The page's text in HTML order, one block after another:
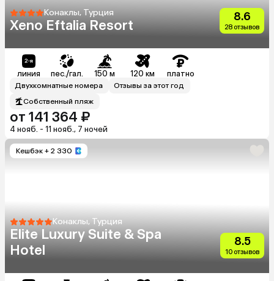
Конаклы, Турция
Xeno Eftalia Resort
8.6
28 отзывов
линия пес./гал. 150 м 120 км платно
Двухкомнатные номера
Отзывы за этот год
Собственный пляж
от 141 364 ₽
4 нояб. - 11 нояб., 7 ночей
Кешбэк + 2 330
Конаклы, Турция
Elite Luxury Suite & Spa
Hotel
8.5
10 отзывов